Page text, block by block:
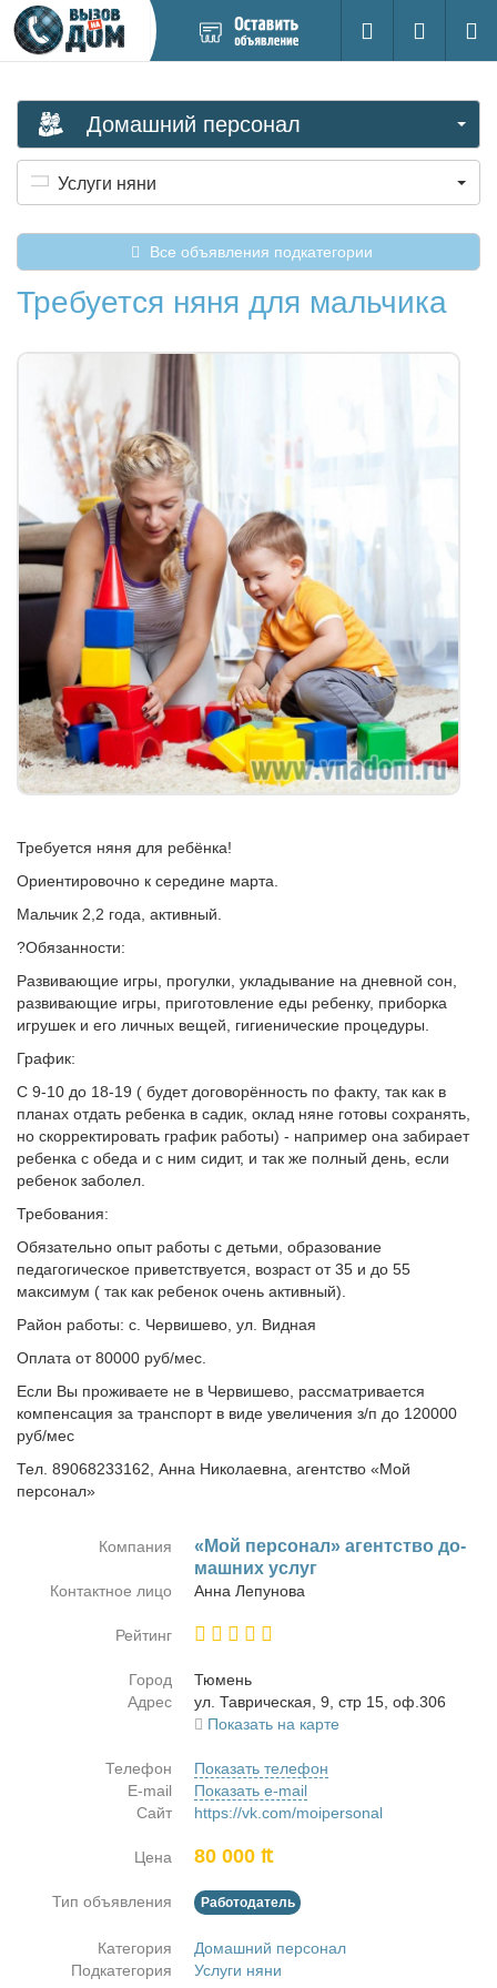
новое
Поиск
Вход на
Домашний персонал
Услуги няни
Все объявления подкатегории
Требуется няня для мальчика
Требуется няня для ребёнка!
Ориентировочно к середине марта.
Мальчик 2,2 года, активный.
?Обязанности:
Развивающие игры, прогулки, укладывание на дневной сон,
развивающие игры, приготовление еды ребенку, приборка
игрушек и его личных вещей, гигиенические процедуры.
График:
С 9-10 до 18-19 ( будет договорённость по факту, так как в
планах отдать ребенка в садик, оклад няне готовы сохранять,
но скорректировать график работы) - например она забирает
ребенка с обеда и с ним сидит, и так же полный день, если
ребенок заболел.
Требования:
Обязательно опыт работы с детьми, образование
педагогическое приветствуется, возраст от 35 и до 55
максимум ( так как ребенок очень активный).
Район работы: с. Червишево, ул. Видная
Оплата от 80000 руб/мес.
Если Вы проживаете не в Червишево, рассматривается
компенсация за транспорт в виде увеличения з/п до 120000
руб/мес
Тел. 89068233162, Анна Николаевна, агентство «Мой
персонал»
Компания
«Мой пер­со­нал» агент­ство до­
маш­них услуг
Контактное лицо Ан­на Ле­пу­но­ва
Рейтинг
Город
Тю­мень
Адрес
ул. Та­ври­че­ская, 9, стр 15, оф.306
Показать на карте
Телефон
Показать телефон
E-mail
Показать e-mail
Сайт
https://vk.com/moipersonal
Цена 80 000 ₶
Тип объявления Работодатель
Категория
Домашний персонал
Подкатегория
Услуги няни